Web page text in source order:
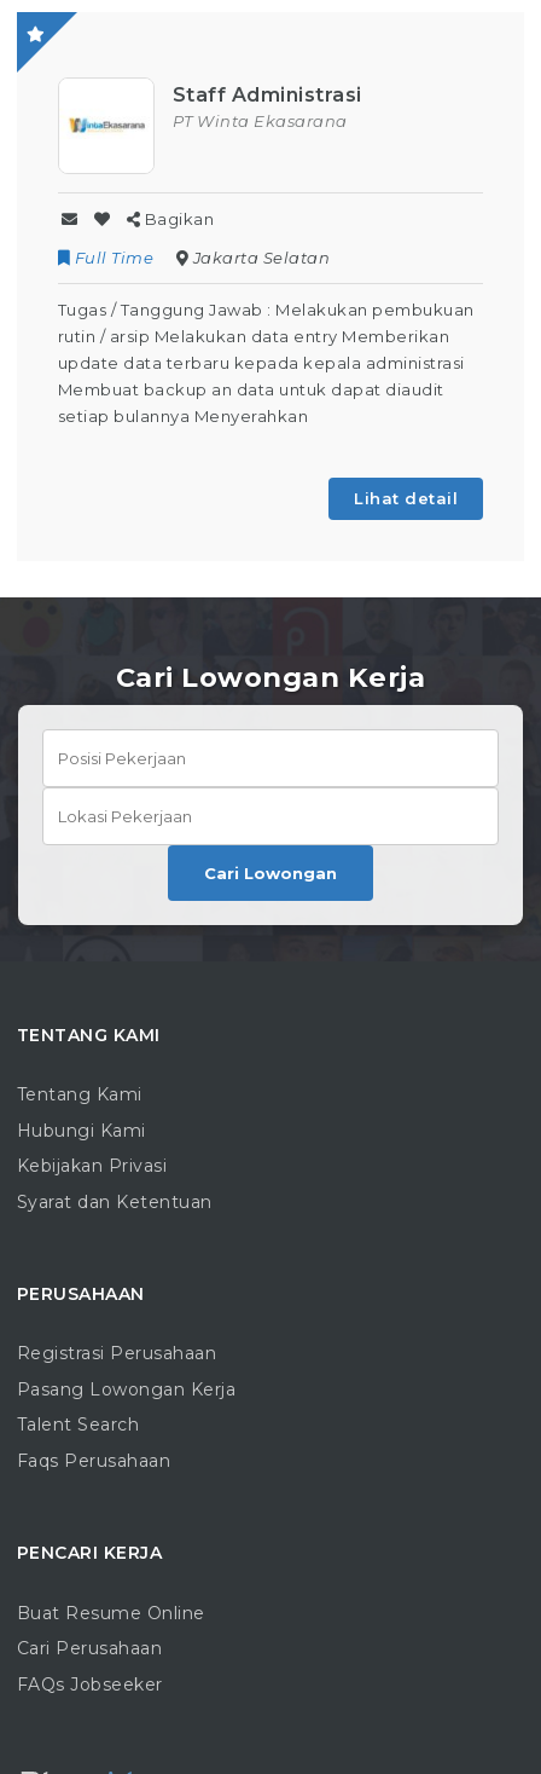
pembukuan
diaudit
Operator Produksi
PT Parion Indo Tama
Contract
Kuningan
Tugas / Tanggung Jawab : Melakukan
Operator Produksi Setiap Harinya Dapat
keselamatan dalam bekerja Dapat
mengoperasikan mesin produksi (Tahap
Pembelajaran) Membuat laporan
Cari Lowongan Kerja
Cari Lowongan
TENTANG KAMI
Tentang Kami
Hubungi Kami
Kebijakan Privasi
Syarat dan Ketentuan
PERUSAHAAN
Registrasi Perusahaan
Pasang Lowongan Kerja
Talent Search
Faqs Perusahaan
PENCARI KERJA
Buat Resume Online
Cari Perusahaan
FAQs Jobseeker